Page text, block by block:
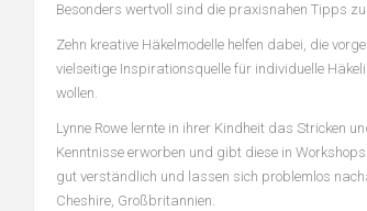
Besonders wertvoll sind die praxisnahen Tipps
Zehn kreative Häkelmodelle helfen dabei, die
vielseitige Inspirationsquelle für individuelle
wollen.
Lynne Rowe lernte in ihrer Kindheit das Stricken
Kenntnisse erworben und gibt diese in
gut verständlich und lassen sich problemlos
Cheshire, Großbritannien.